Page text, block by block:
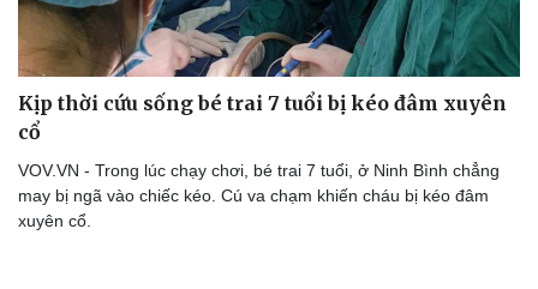
Doanh nghiệp
Thông tin doanh nghiệp
Doanh nghiệp 24h
Doanh nhân
Vì cộng đồng
Công nghệ
Tin Công nghệ
Trải nghiệm
Kịp thời cứu sống bé trai 7 tuổi bị kéo đâm xuyên
cổ
VOV.VN - Trong lúc chạy chơi, bé trai 7 tuổi, ở Ninh Bình chẳng
may bị ngã vào chiếc kéo. Cú va chạm khiến cháu bị kéo đâm
xuyên cổ.